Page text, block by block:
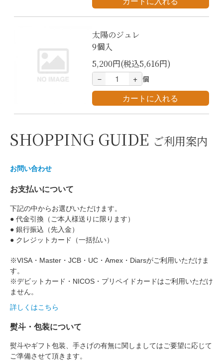
太陽のジュレ
9個入
5,200円(税込5,616円)
－
+ 個
SHOPPING GUIDE ご利用案内
お問い合わせ
お支払いについて
下記の中からお選びいただけます。
● 代金引換（ご本人様送りに限ります）
● 銀行振込（先入金）
● クレジットカード（一括払い）
※VISA・Master・JCB・UC・Amex・Diarsがご利用いただけま
す。
※デビットカード・NICOS・プリペイドカードはご利用いただけ
ません。
詳しくはこちら
熨斗・包装について
熨斗やギフト包装、手さげの有無に関しましてはご要望に応じて
ご準備させて頂きます。